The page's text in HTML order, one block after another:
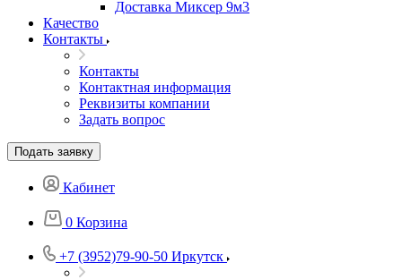
Доставка Миксер 9м3
Качество
Контакты
Контакты
Контактная информация
Реквизиты компании
Задать вопрос
Подать заявку
Кабинет
0 Корзина
+7 (3952)79-90-50 Иркутск